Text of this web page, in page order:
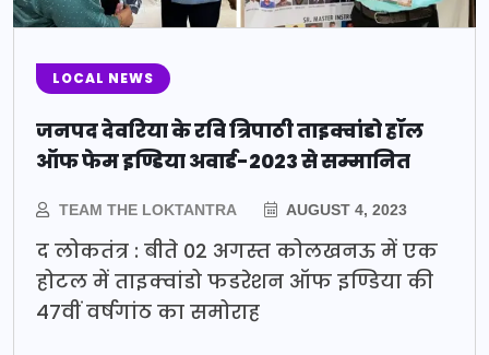
LOCAL NEWS
जनपद देवरिया के रवि त्रिपाठी ताइक्वांडो हॉल
ऑफ फेम इण्डिया अवार्ड-2023 से सम्मानित
TEAM THE LOKTANTRA AUGUST 4, 2023
द लोकतंत्र : बीते 02 अगस्त कोलखनऊ में एक
होटल में ताइक्वांडो फडरेशन ऑफ इण्डिया की
47वीं वर्षगांठ का समोराह